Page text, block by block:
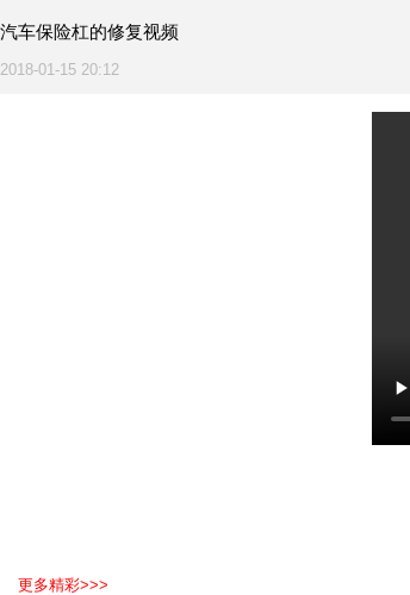
汽车保险杠的修复视频
2018-01-15 20:12
更多精彩>>>